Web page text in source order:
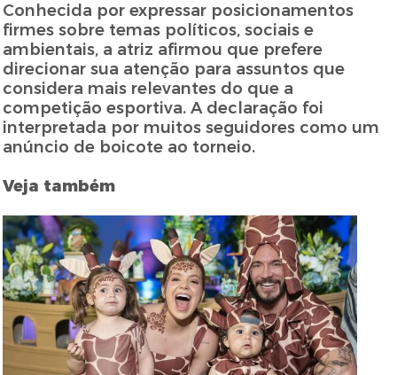
Conhecida por expressar posicionamentos
firmes sobre temas políticos, sociais e
ambientais, a atriz afirmou que prefere
direcionar sua atenção para assuntos que
considera mais relevantes do que a
competição esportiva. A declaração foi
interpretada por muitos seguidores como um
anúncio de boicote ao torneio.
Veja também